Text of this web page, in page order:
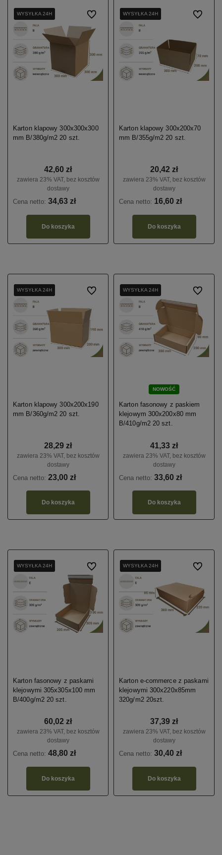
WYSYŁKA 24H
WYSYŁKA 24H
WYSYŁKA 24H
Karton klapowy 300x300x300
mm B/380g/m2 20 szt.
42,60 zł
zawiera 23% VAT, bez kosztów
dostawy
Cena netto: 34,63 zł
Do koszyka
Do ulubionychWYSYŁKA 24H
WYSYŁKA 24H
WYSYŁKA 24H
Karton klapowy 300x200x70
mm B/355g/m2 20 szt.
20,42 zł
zawiera 23% VAT, bez kosztów
dostawy
Cena netto: 16,60 zł
Do koszyka
Do
WYSYŁKA 24H
WYSYŁKA 24H
WYSYŁKA 24H
Karton klapowy 300x200x190
mm B/360g/m2 20 szt.
28,29 zł
zawiera 23% VAT, bez kosztów
dostawy
Cena netto: 23,00 zł
Do koszyka
Do ulubionych
NOWOŚĆ
WYSYŁKA 24H
WYSYŁKA 24H
Karton fasonowy z paskiem
klejowym 300x200x80 mm
B/410g/m2 20 szt.
41,33 zł
zawiera 23% VAT, bez kosztów
dostawy
Cena netto: 33,60 zł
Do koszyka
Do
WYSYŁKA 24H
WYSYŁKA 24H
WYSYŁKA 24H
Karton fasonowy z paskami
klejowymi 305x305x100 mm
B/400g/m2 20 szt.
60,02 zł
zawiera 23% VAT, bez kosztów
dostawy
Cena netto: 48,80 zł
Do koszyka
Do ulubionychWYSYŁKA 24H
WYSYŁKA 24H
WYSYŁKA 24H
Karton e-commerce z paskami
klejowymi 300x220x85mm
320g/m2 20szt.
37,39 zł
zawiera 23% VAT, bez kosztów
dostawy
Cena netto: 30,40 zł
Do koszyka
Do